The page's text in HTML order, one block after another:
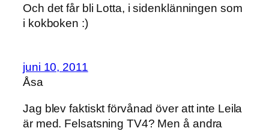
Och det får bli Lotta, i sidenklänningen som
i kokboken :)
juni 10, 2011
Åsa
Jag blev faktiskt förvånad över att inte Leila
är med. Felsatsning TV4? Men å andra